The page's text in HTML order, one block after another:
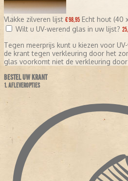
Vlakke zilveren lijst € 98,95 Echt hout (40
Wilt u UV-werend glas in uw lijst?
Tegen meerprijs kunt u kiezen voor
de krant tegen verkleuring door het
glas voorkomt niet de verkleuring
BESTEL UW KRANT
1. AFLEVEROPTIES